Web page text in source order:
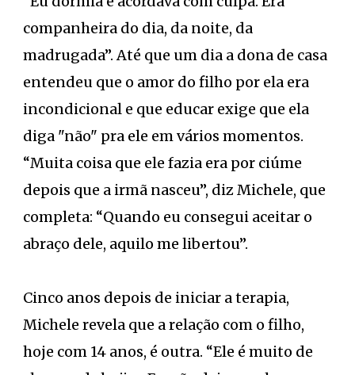
companheira do dia, da noite, da
madrugada”. Até que um dia a dona de casa
entendeu que o amor do filho por ela era
incondicional e que educar exige que ela
diga "não" pra ele em vários momentos.
“Muita coisa que ele fazia era por ciúme
depois que a irmã nasceu”, diz Michele, que
completa: “Quando eu consegui aceitar o
abraço dele, aquilo me libertou”.
Cinco anos depois de iniciar a terapia,
Michele revela que a relação com o filho,
hoje com 14 anos, é outra. “Ele é muito de